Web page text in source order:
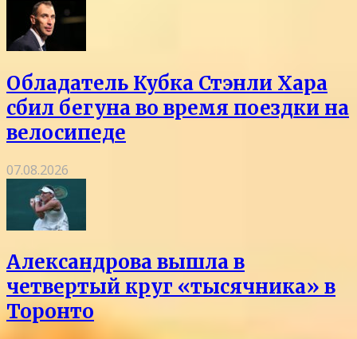
Обладатель Кубка Стэнли Хара
сбил бегуна во время поездки на
велосипеде
07.08.2026
Александрова вышла в
четвертый круг «тысячника» в
Торонто